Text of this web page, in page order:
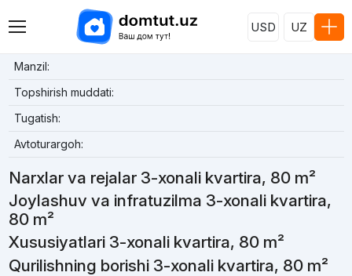
USD UZ
Manzil:
Topshirish muddati:
Tugatish:
Avtoturargoh:
Narxlar va rejalar 3-xonali kvartira, 80 m²
Joylashuv va infratuzilma 3-xonali kvartira,
80 m²
Xususiyatlari 3-xonali kvartira, 80 m²
Qurilishning borishi 3-xonali kvartira, 80 m²